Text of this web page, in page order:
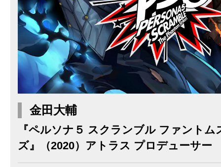
金田大輔
『ペルソナ５ スクランブル ファントム
ズ』（2020）アトラス プロデューサー